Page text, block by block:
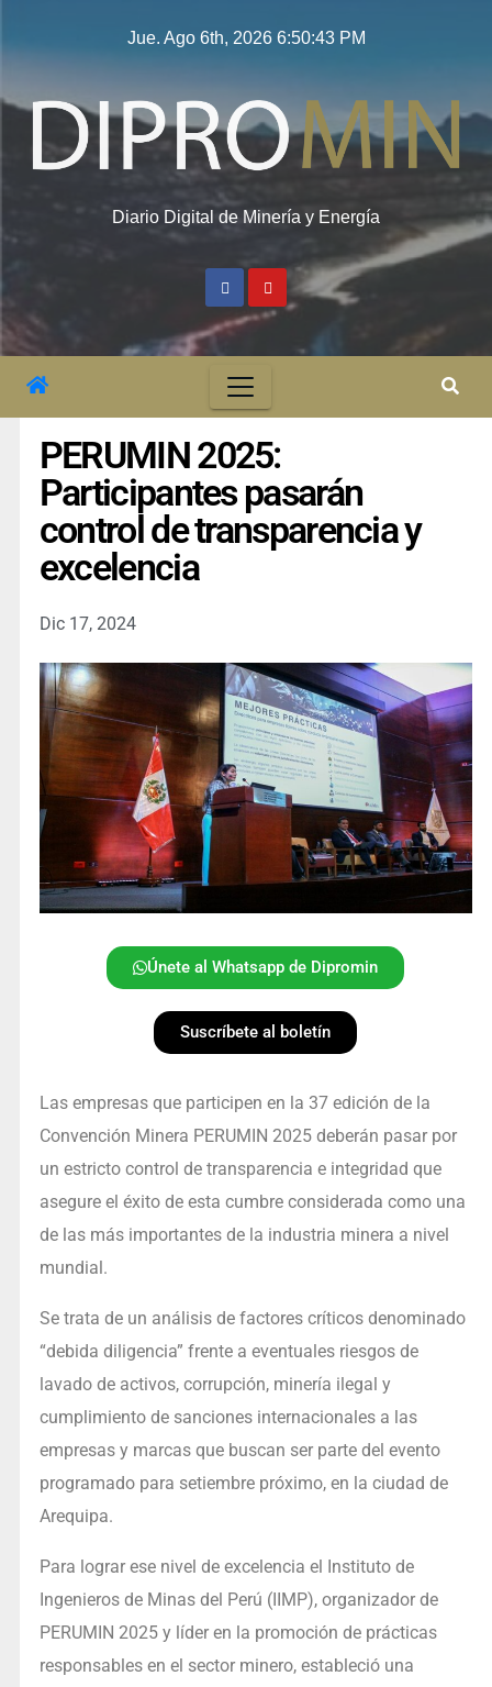
Jue. Ago 6th, 2026 6:50:44 PM
Diario Digital de Minería y Energía
PERUMIN 2025:
Participantes pasarán
control de transparencia y
excelencia
Dic 17, 2024
Únete al Whatsapp de Dipromin
Suscríbete al boletín
Las empresas que participen en la 37 edición de la
Convención Minera PERUMIN 2025 deberán pasar por
un estricto control de transparencia e integridad que
asegure el éxito de esta cumbre considerada como una
de las más importantes de la industria minera a nivel
mundial.
Se trata de un análisis de factores críticos denominado
“debida diligencia” frente a eventuales riesgos de
lavado de activos, corrupción, minería ilegal y
cumplimiento de sanciones internacionales a las
empresas y marcas que buscan ser parte del evento
programado para setiembre próximo, en la ciudad de
Arequipa.
Para lograr ese nivel de excelencia el Instituto de
Ingenieros de Minas del Perú (IIMP), organizador de
PERUMIN 2025 y líder en la promoción de prácticas
responsables en el sector minero, estableció una